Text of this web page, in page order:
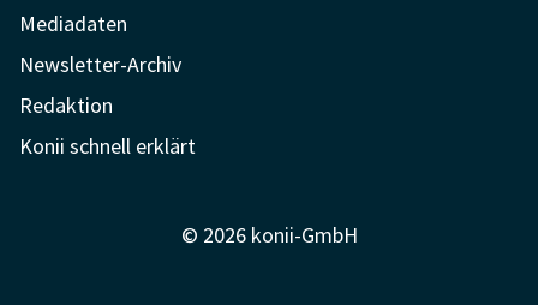
Mediadaten
Newsletter-Archiv
Redaktion
Konii schnell erklärt
© 2026 konii-GmbH